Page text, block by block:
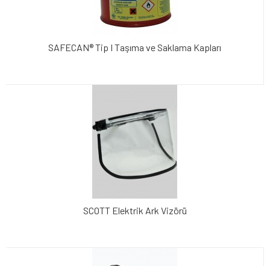
SAFECAN® Tip I Taşıma ve Saklama Kapları
SCOTT Elektrik Ark Vizörü